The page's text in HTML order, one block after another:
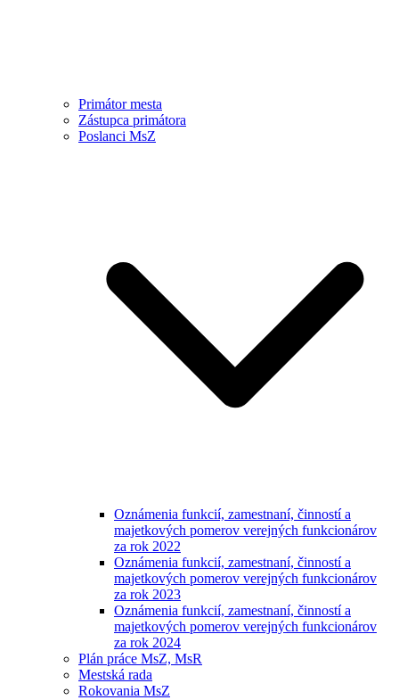
Primátor mesta
Zástupca primátora
Poslanci MsZ
Oznámenia funkcií, zamestnaní, činností a
majetkových pomerov verejných funkcionárov
za rok 2022
Oznámenia funkcií, zamestnaní, činností a
majetkových pomerov verejných funkcionárov
za rok 2023
Oznámenia funkcií, zamestnaní, činností a
majetkových pomerov verejných funkcionárov
za rok 2024
Plán práce MsZ, MsR
Mestská rada
Rokovania MsZ